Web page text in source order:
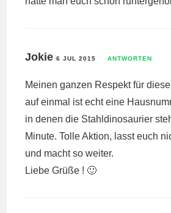
Jokie6 JUL 2015 ANTWORTEN
Meinen ganzen Respekt für
auf einmal ist echt eine
in denen die Stahldinosaurier
Minute. Tolle Aktion, lasst euch
und macht so weiter.
Liebe Grüße ! 🙂